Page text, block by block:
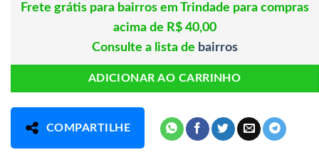
Frete grátis para bairros em Trindade para compras
acima de R$ 40,00
Consulte a lista de bairros
ADICIONAR AO CARRINHO
COMPARTILHE